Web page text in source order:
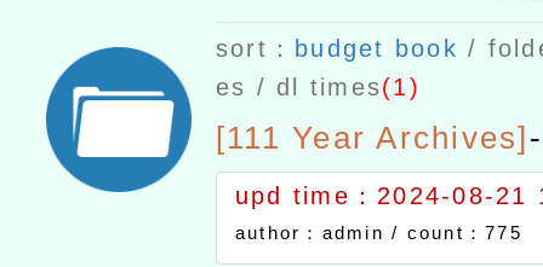
sort： budget book /
es / dl times(1)
[111 Year Archives]-
upd time：2024-08-21
author：admin / count：775